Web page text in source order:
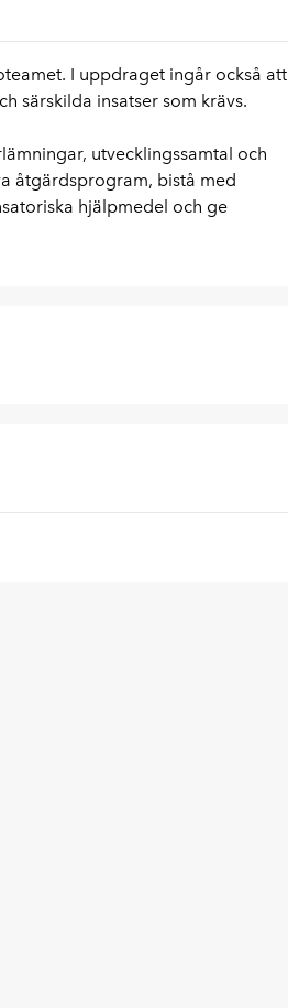
I uppdraget ingår också att
särskilda insatser som krävs.
utvecklingssamtal och
åtgärdsprogram, bistå med
hjälpmedel och ge